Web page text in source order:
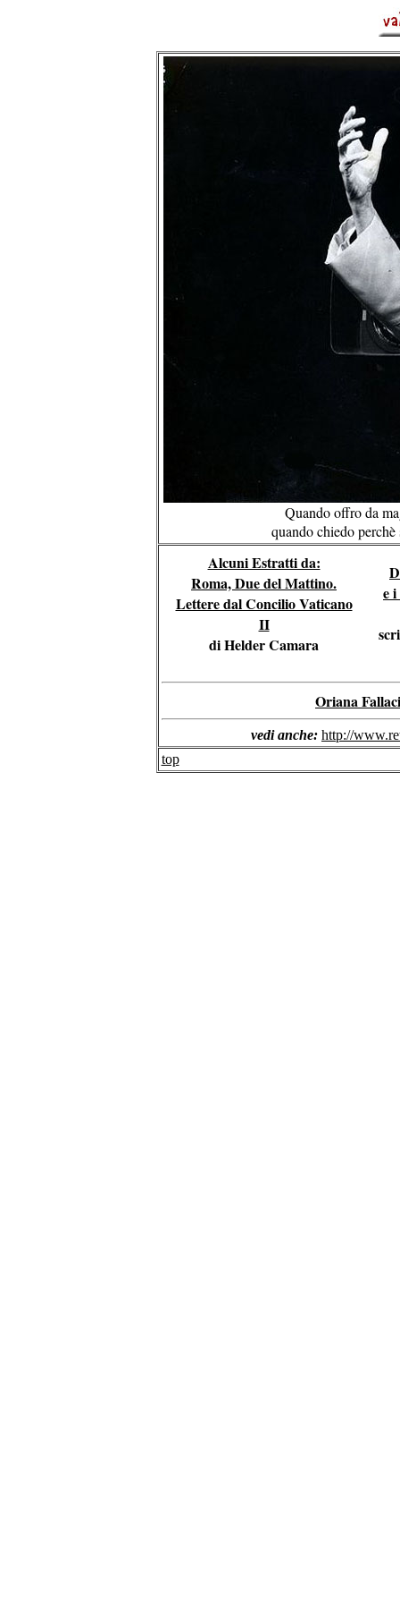
Quando offro da
quando chiedo
Alcuni Estratti da:
Roma, Due del Mattino.
Lettere dal Concilio Vaticano
II
di Helder Camara
e
Oriana
vedi anche: http://
top